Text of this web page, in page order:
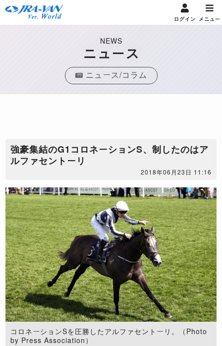
ログイン メニュー
NEWS
ニュース
ニュース/コラム
​強豪集結のG1コロネーションS、制したのはア
ルファセントーリ
2018年06月23日 11:16
コロネーションSを圧勝したアルファセントーリ。（Photo
by Press Association）